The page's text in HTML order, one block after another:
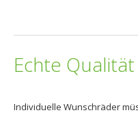
Echte
Individuelle Wunschräder